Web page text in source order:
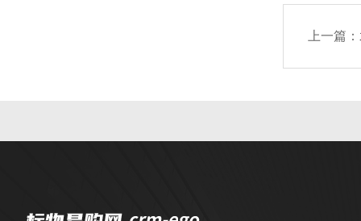
上一篇：